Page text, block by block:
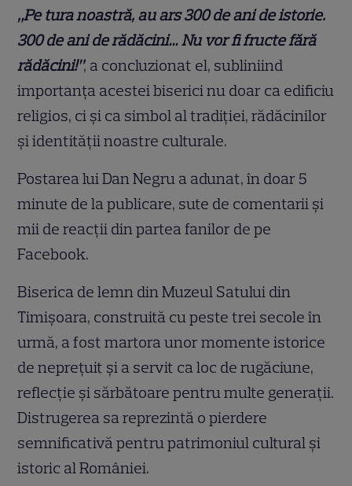
„Pe tura noastră, au ars 300 de ani de istorie.
300 de ani de rădăcini… Nu vor fi fructe fără
rădăcini!”, a concluzionat el, subliniind
importanța acestei biserici nu doar ca edificiu
religios, ci și ca simbol al tradiției, rădăcinilor
și identității noastre culturale.
Postarea lui Dan Negru a adunat, în doar 5
minute de la publicare, sute de comentarii și
mii de reacții din partea fanilor de pe
Facebook.
Biserica de lemn din Muzeul Satului din
Timișoara, construită cu peste trei secole în
urmă, a fost martora unor momente istorice
de neprețuit și a servit ca loc de rugăciune,
reflecție și sărbătoare pentru multe generații.
Distrugerea sa reprezintă o pierdere
semnificativă pentru patrimoniul cultural și
istoric al României.